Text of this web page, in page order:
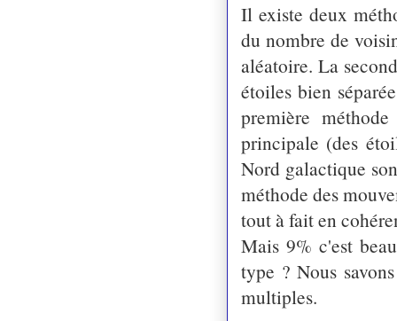
Il existe deux
du nombre de
aléatoire. La
étoiles bien
première
principale (des
Nord galactique
méthode des
tout à fait en
Mais 9% c'est
type ? Nous
multiples.